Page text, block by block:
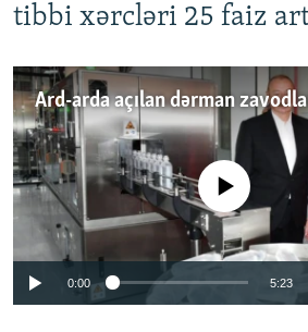
tibbi xərcləri 25 faiz
No media source currently
0:00 5:23